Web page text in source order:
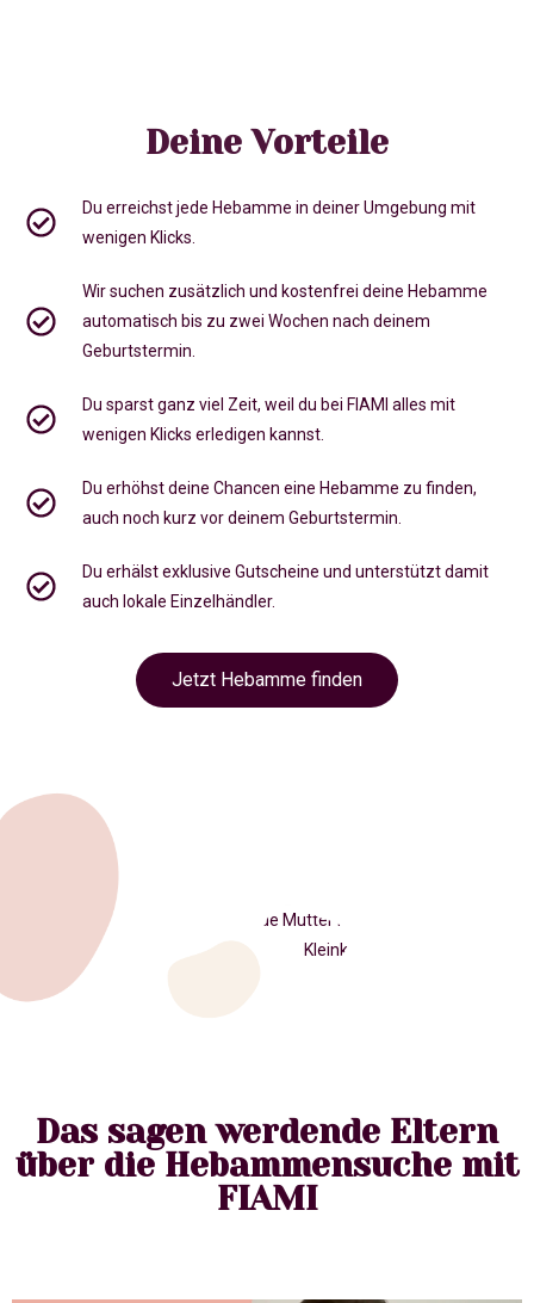
Deine Vorteile
Du erreichst jede Hebamme in deiner Umgebung mit
wenigen Klicks.
Wir suchen zusätzlich und kostenfrei deine Hebamme
automatisch bis zu zwei Wochen nach deinem
Geburtstermin.
Du sparst ganz viel Zeit, weil du bei FIAMI alles mit
wenigen Klicks erledigen kannst.
Du erhöhst deine Chancen eine Hebamme zu finden,
auch noch kurz vor deinem Geburtstermin
Du erhälst exklusive Gutscheine und unterstützt damit
auch lokale Einzelhändler.
Jetzt Hebamme finden
Das sagen werdende Eltern
über die Hebammensuche mit
FIAMI